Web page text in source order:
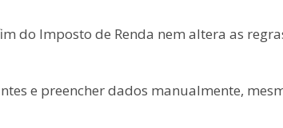
do Imposto de Renda nem altera as
e preencher dados manualmente,